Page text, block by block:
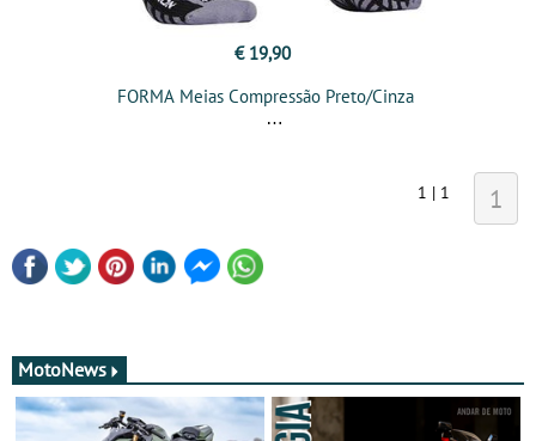
€ 19,90
FORMA Meias Compressão Preto/Cinza
1 | 1 1
MotoNews